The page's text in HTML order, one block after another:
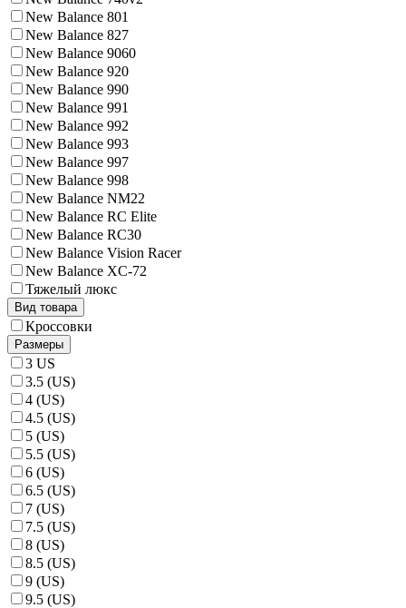
New Balance 801
New Balance 827
New Balance 9060
New Balance 920
New Balance 990
New Balance 991
New Balance 992
New Balance 993
New Balance 997
New Balance 998
New Balance NM22
New Balance RC Elite
New Balance RC30
New Balance Vision Racer
New Balance XC-72
Тяжелый люкс
Вид товара
Кроссовки
Размеры
3 US
3.5 (US)
4 (US)
4.5 (US)
5 (US)
5.5 (US)
6 (US)
6.5 (US)
7 (US)
7.5 (US)
8 (US)
8.5 (US)
9 (US)
9.5 (US)